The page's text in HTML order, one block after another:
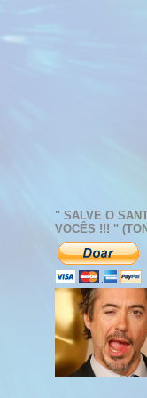
" SALVE O
VOCÊS !!! "